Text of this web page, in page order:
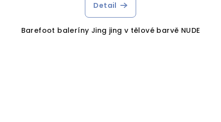
Detail
Barefoot baleríny Jing jing v tělové barvě NUDE